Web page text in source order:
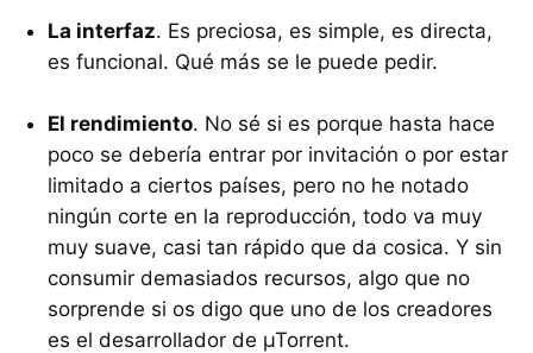
La interfaz. Es preciosa, es simple, es directa,
es funcional. Qué más se le puede pedir.
El rendimiento. No sé si es porque hasta hace
poco se debería entrar por invitación o por estar
limitado a ciertos países, pero no he notado
ningún corte en la reproducción, todo va muy
muy suave, casi tan rápido que da cosica. Y sin
consumir demasiados recursos, algo que no
sorprende si os digo que uno de los creadores
es el desarrollador de µTorrent.